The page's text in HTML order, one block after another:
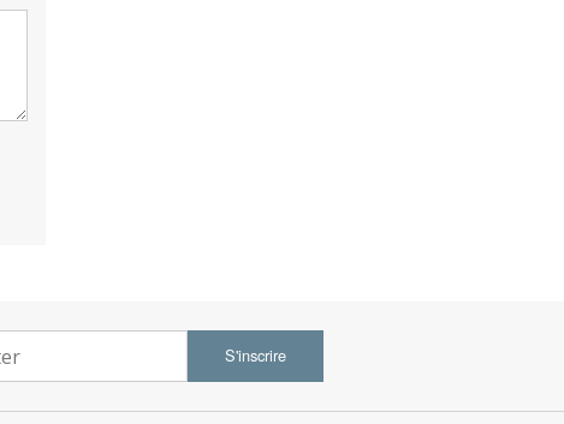
S'inscrire